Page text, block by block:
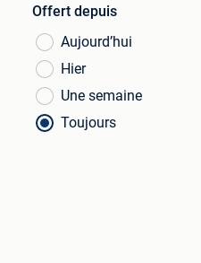
Offert depuis
Aujourd’hui
Hier
Une semaine
Toujours